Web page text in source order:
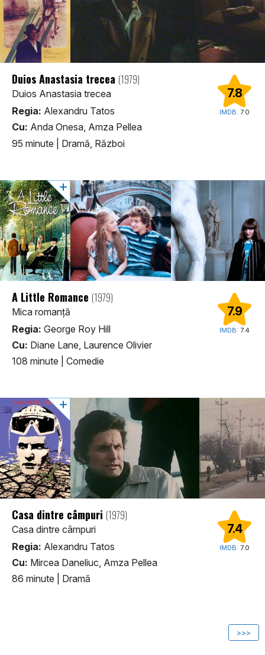
7.8
IMDB: 7.0
Duios Anastasia trecea (1979)
Duios Anastasia trecea
Regia: Alexandru Tatos
Cu: Anda Onesa, Amza Pellea
95 minute
Dramă, Război
7.9
IMDB: 7.4
A Little Romance (1979)
Mica romanţă
Regia: George Roy Hill
Cu: Diane Lane, Laurence Olivier
108 minute
Comedie
7.4
IMDB: 7.0
Casa dintre câmpuri (1979)
Casa dintre câmpuri
Regia: Alexandru Tatos
Cu: Mircea Daneliuc, Amza Pellea
86 minute
Dramă
>>>